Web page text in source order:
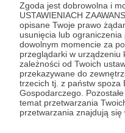
Zgoda jest dobrowolna i
USTAWIENIACH
opisane Twoje prawo
usunięcia lub
dowolnym momencie za
przeglądarki w urządzeniu
zależności od Twoich
przekazywane do
trzecich tj. z państw spoza
Gospodarczego.
temat przetwarzania
przetwarzania znajdują się
* Wyrażam zgodę na
osobowych podanych w
prawidłowego
Wyrażam zgodę na
informacji handlowych -
zmieniona w